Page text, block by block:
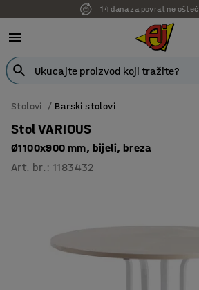
7 godina garancije
Stolovi Barski stolovi
Stol VARIOUS
Ø1100x900 mm, bijeli, breza
Art. br. :1183432